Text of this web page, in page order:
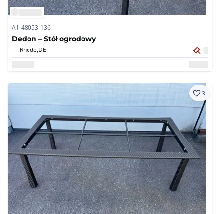
A1-48053-136
Dedon – Stół ogrodowy
Rhede,DE
3